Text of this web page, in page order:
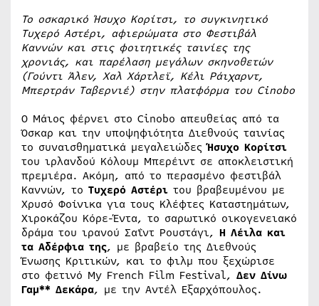
Το οσκαρικό Ήσυχο Κορίτσι, το συγκινητικό
Τυχερό Αστέρι, αφιερώματα στο Φεστιβάλ
Καννών και στις φοιτητικές ταινίες της
χρονιάς, και παρέλαση μεγάλων σκηνοθετών
(Γούντι Άλεν, Χαλ Χάρτλεϊ, Κέλι Ράιχαρντ,
Μπερτράν Ταβερνιέ) στην πλατφόρμα του Cinobo
Ο Μάιος φέρνει στο Cinobo απευθείας από τα
Όσκαρ και την υποψηφιότητα Διεθνούς ταινίας
το συναισθηματικά μεγαλειώδεςΉσυχο Κορίτσι
του ιρλανδού Κόλουμ Μπερέιντ σε αποκλειστική
πρεμιέρα. Ακόμη, από το περασμένο φεστιβάλ
Καννών, το Τυχερό Αστέρι του βραβευμένου με
Χρυσό Φοίνικα για τους Κλέφτες Καταστημάτων,
Χιροκάζου Κόρε-Έντα, το σαρωτικό οικογενειακό
δράμα του ιρανού Σαΐντ Ρουστάγι, Η Λέιλα και
τα Αδέρφια της, με βραβείο της Διεθνούς
Ένωσης Κριτικών, και το φιλμ που ξεχώρισε
στο φετινό My French Film Festival, Δεν Δίνω
Γαμ** Δεκάρα, με την Αντέλ Εξαρχόπουλος.